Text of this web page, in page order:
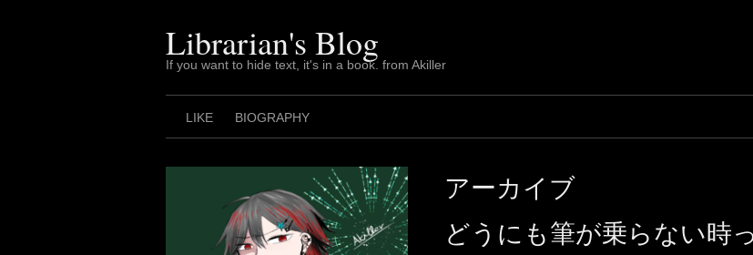
Librarian's Blog
If you want to hide text, it's in a book. from Akiller
LIKE BIOGRAPHY
アーカイブ
どうにも筆が乗らない時